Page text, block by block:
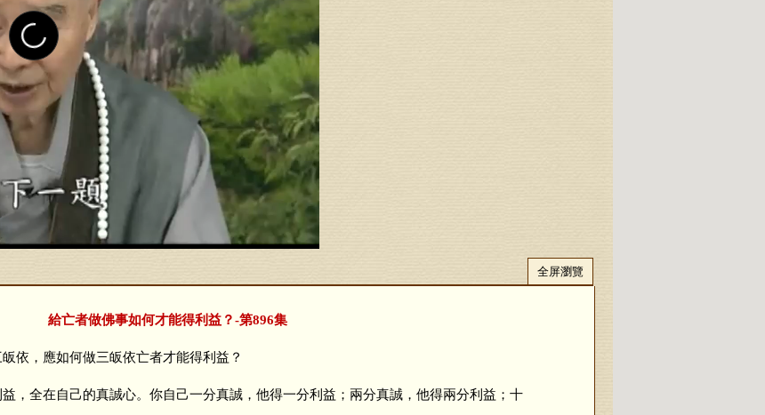
全屏瀏覽
給亡者做佛事如何才能得利益？-第896集
，應如何做三皈依亡者才能得利益？
全在自己的真誠心。你自己一分真誠，他得一分利益；兩分真誠，他得兩分利益；十